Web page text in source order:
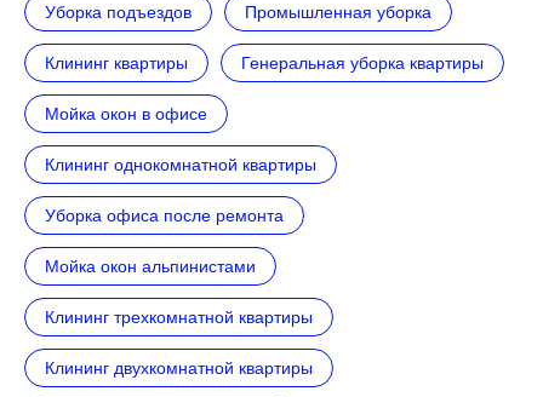
Уборка подъездов Промышленная уборка
Клининг квартиры Генеральная уборка квартиры
Мойка окон в офисе
Клининг однокомнатной квартиры
Уборка офиса после ремонта
Мойка окон альпинистами
Клининг трехкомнатной квартиры
Клининг двухкомнатной квартиры